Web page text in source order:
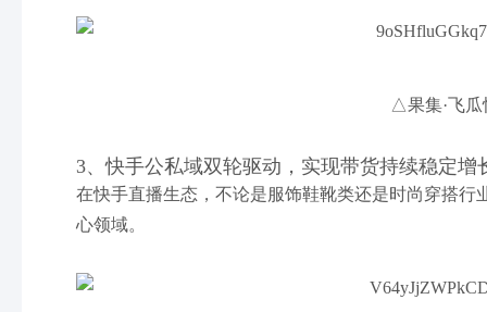
△果集·飞瓜
3、快手公私域双轮驱动，实现带货持续稳定增
在快手直播生态，不论是服饰鞋靴类还是时尚穿搭
心领域。